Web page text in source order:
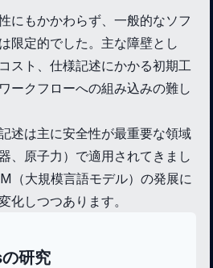
にもかかわらず、一般的なソフ
限定的でした。主な障壁とし
スト、仕様記述にかかる初期工
ークフローへの組み込みの難し
述は主に安全性が最重要な領域
、原子力）で適用されてきまし
（大規模言語モデル）の発展に
化しつつあります。
研究